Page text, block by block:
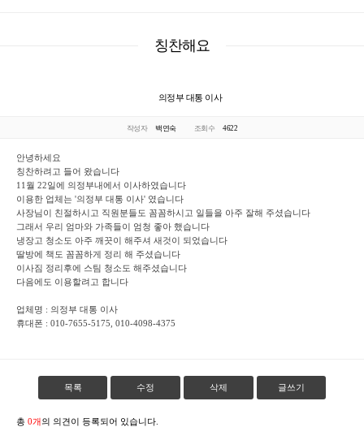
칭찬해요
의정부 대통 이사
작성자 백연숙 조회수 4622
안녕하세요
칭찬하려고 들어 왔습니다
11월 22일에 의정부내에서 이사하였습니다
이용한 업체는 '의정부 대통 이사' 였습니다
사장님이 친절하시고 직원분들도 꼼꼼하시고 일들을 아주 잘해 주셨습니다
그래서 우리 엄마와 가족들이 엄청 좋아 했습니다
냉장고 청소도 아주 깨끗이 해주셔 새것이 되었습니다
딸방에 책도 꼼꼼하게 정리 해 주셨습니다
이사짐 정리후에 스팀 청소도 해주셨습니다
다음에도 이용할려고 합니다
업체명 : 의정부 대통 이사
휴대폰 : 010-7655-5175, 010-4098-4375
목록 수정 삭제 글쓰기
총 0개의 의견이 등록되어 있습니다.